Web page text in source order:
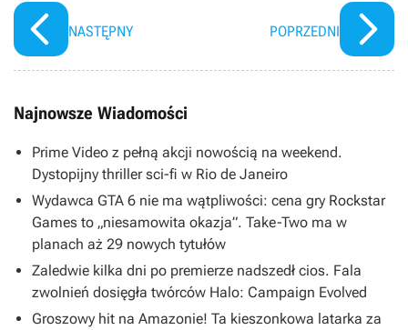
NASTĘPNY POPRZEDNI
Najnowsze Wiadomości
Prime Video z pełną akcji nowością na weekend.
Dystopijny thriller sci-fi w Rio de Janeiro
Wydawca GTA 6 nie ma wątpliwości: cena gry Rockstar
Games to „niesamowita okazja”. Take-Two ma w
planach aż 29 nowych tytułów
Zaledwie kilka dni po premierze nadszedł cios. Fala
zwolnień dosięgła twórców Halo: Campaign Evolved
Groszowy hit na Amazonie! Ta kieszonkowa latarka za